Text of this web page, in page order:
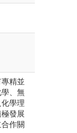
精並
、無
學理
發展
作關